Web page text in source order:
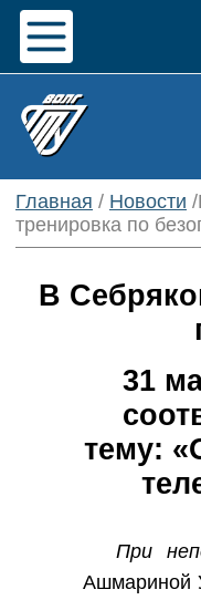
Главная / Новости
тренировка по
В
31
тему:
При
Ашмариной